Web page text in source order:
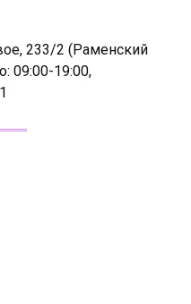
233/2 (Раменский
09:00-19:00,